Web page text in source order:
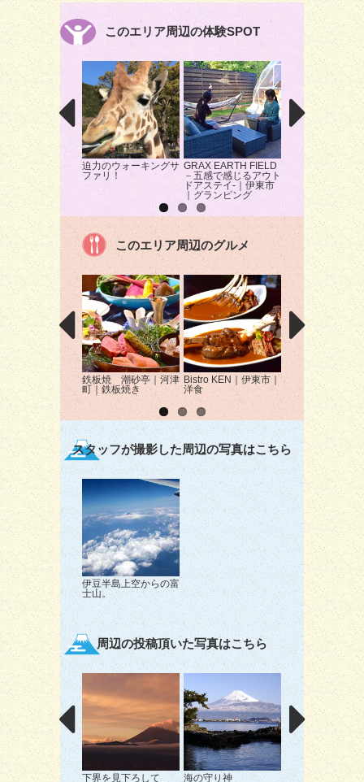
このエリア周辺の体験SPOT
迫力のウォーキングサ
ファリ！
GRAX EARTH FIELD
－五感で感じるアウト
ドアステイ-｜伊東市
｜グランピング
「ふたつぼり」
んの収穫をし採
を味わう
このエリア周辺のグルメ
鉄板焼 潮砂亭｜河津
町｜鉄板焼き
Bistro KEN｜伊東市｜
洋食
ストラン湯羅｜
｜海鮮
スタッフが撮影した周辺の写真はこちら
伊豆半島上空からの富
士山。
周辺の投稿頂いた写真はこちら
下界を見下ろして 海の守り神 夕日に染まる